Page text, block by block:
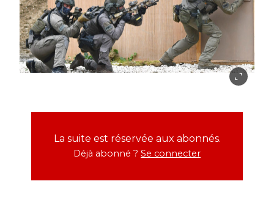
La suite est réservée aux abonnés.
Déjà abonné ? Se connecter